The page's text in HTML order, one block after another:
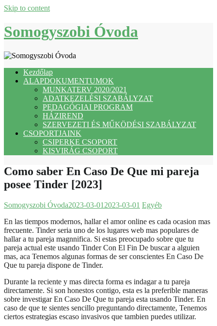
Skip to content
Somogyszobi Óvoda
Kezdőlap
ALAPDOKUMENTUMOK
MUNKATERV 2020/2021
ADATKEZELÉSI SZABÁLYZAT
PEDAGÓGIAI PROGRAM
HÁZIREND
SZERVEZETI ÉS MŰKÖDÉSI SZABÁLYZAT
CSOPORTJAINK
CSIPERKE CSOPORT
KISVIRÁG CSOPORT
Como saber En Caso De Que mi pareja
posee Tinder [2023]
Somogyszobi Óvoda2023-03-01 2023-03-01 Egyéb
En las tiempos modernos, hallar el amor online es cada ocasion mas
frecuente. Tinder seri­a uno de los lugares web mas populares de
hallar a tu pareja magnnifica. Si estas preocupado sobre que tu
pareja actual este usando Tinder Con El Fin De buscar a alguien
mas, aca Tenemos algunas formas de ser conscientes En Caso De
Que tu pareja dispone de Tinder.
Durante la reciente y mas directa forma es indagar a tu pareja
directamente. Si son honestos contigo, esta es la preferible maneras
sobre investigar En Caso De Que tu pareja esta usando Tinder. En
caso de que te sientes sencillo preguntando directamente, Tenemos
ciertos estrategias escaso invasivos que tambien puedes utilizar.